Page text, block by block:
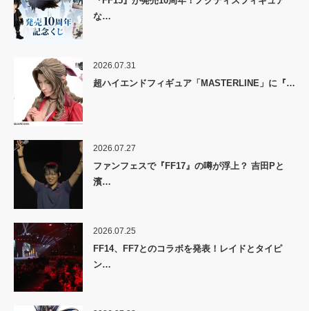
な…
2026.07.31
超ハイエンドフィギュア「MASTERLINE」に『…
2026.07.27
ファンフェスで『FF17』の噂が浮上？ 吉田Pと
濱…
2026.07.25
FF14、FF7とのコラボを発表！レイドとタイピ
ン…